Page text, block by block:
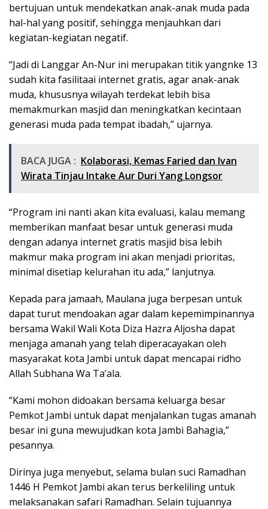
bertujuan untuk mendekatkan anak-anak muda pada
hal-hal yang positif, sehingga menjauhkan dari
kegiatan-kegiatan negatif.
“Jadi di Langgar An-Nur ini merupakan titik yangnke 13
sudah kita fasilitaai internet gratis, agar anak-anak
muda, khususnya wilayah terdekat lebih bisa
memakmurkan masjid dan meningkatkan kecintaan
generasi muda pada tempat ibadah,” ujarnya.
BACA JUGA : Kolaborasi, Kemas Faried dan Ivan
Wirata Tinjau Intake Aur Duri Yang Longsor
“Program ini nanti akan kita evaluasi, kalau memang
memberikan manfaat besar untuk generasi muda
dengan adanya internet gratis masjid bisa lebih
makmur maka program ini akan menjadi prioritas,
minimal disetiap kelurahan itu ada,” lanjutnya.
Kepada para jamaah, Maulana juga berpesan untuk
dapat turut mendoakan agar dalam kepemimpinannya
bersama Wakil Wali Kota Diza Hazra Aljosha dapat
menjaga amanah yang telah diperacayakan oleh
masyarakat kota Jambi untuk dapat mencapai ridho
Allah Subhana Wa Ta’ala.
“Kami mohon didoakan bersama keluarga besar
Pemkot Jambi untuk dapat menjalankan tugas amanah
besar ini guna mewujudkan kota Jambi Bahagia,”
pesannya.
Dirinya juga menyebut, selama bulan suci Ramadhan
1446 H Pemkot Jambi akan terus berkeliling untuk
melaksanakan safari Ramadhan. Selain tujuannya